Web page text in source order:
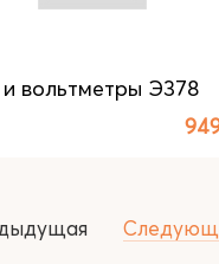
вольтметры Э378